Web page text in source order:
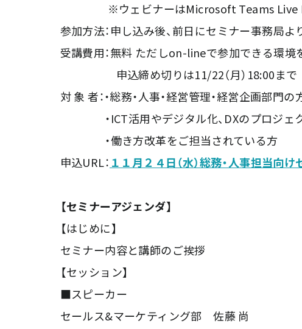
※ウェビナーはMicrosoft Teams Live
参加方法：申し込み後、前日にセミナー事務局
受講費用：無料 ただしon-lineで参加できる環境
申込締め切りは11/22（月）18:00まで
対 象 者：・総務・人事・経営管理・経営企画部門の
・ICT活用やデジタル化、DXのプロジェク
・働き方改革をご担当されている方
申込URL： １１月２４日（水）総務・人事担当向け
【セミナーアジェンダ】
【はじめに】
セミナー内容と講師のご挨拶
【セッション】
■スピーカー
セールス&マーケティング部 佐藤 尚